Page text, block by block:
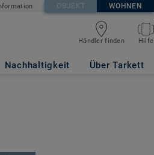
OBJEKT WOHNEN
Händler finden Hilfe
Nachhaltigkeit Über Tarkett